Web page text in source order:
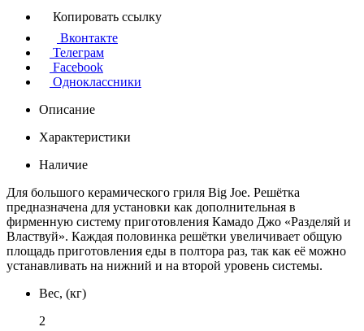
Копировать ссылку
Вконтакте
Телеграм
Facebook
Одноклассники
Описание
Характеристики
Наличие
Для большого керамического гриля Big Joe. Решётка
предназначена для установки как дополнительная в
фирменную систему приготовления Камадо Джо «Разделяй и
Властвуй». Каждая половинка решётки увеличивает общую
площадь приготовления еды в полтора раз, так как её можно
устанавливать на нижний и на второй уровень системы.
Вес, (кг)
2